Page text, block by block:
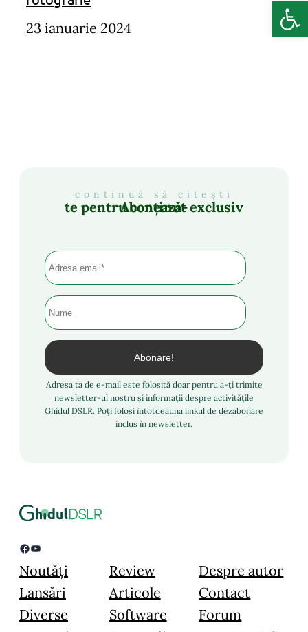
23 ianuarie 2024
continuă să citești
Abonează-te pentru conținut exclusiv
Adresa ta de e-mail este folosită doar pentru a-ți trimite
newsletter-ul nostru și informații despre activitățile
Ghidul DSLR. Poți folosi întotdeauna linkul de dezabonare
inclus în newsletter.
Facebook YouTube
Noutăți
Lansări
Diverse
Review
Articole
Software
Despre autor
Contact
Forum